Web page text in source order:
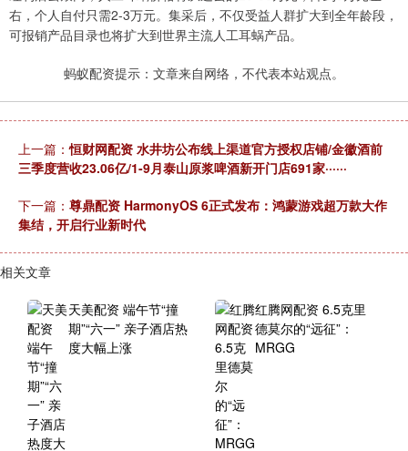
右，个人自付只需2-3万元。集采后，不仅受益人群扩大到全年龄段，
可报销产品目录也将扩大到世界主流人工耳蜗产品。
蚂蚁配资提示：文章来自网络，不代表本站观点。
上一篇：恒财网配资 水井坊公布线上渠道官方授权店铺/金徽酒前
三季度营收23.06亿/1-9月泰山原浆啤酒新开门店691家······
下一篇： 尊鼎配资 HarmonyOS 6正式发布：鸿蒙游戏超万款大作
集结，开启行业新时代
相关文章
天美配资 端午节“撞
期”“六一” 亲子酒店热
度大幅上涨
红腾网配资 6.5克里
德莫尔的“远征”：
MRGG